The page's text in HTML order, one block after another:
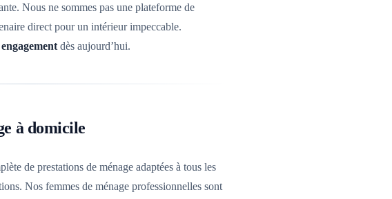
Nous ne sommes pas une plateforme de
direct pour un intérieur impeccable.
dès aujourd’hui.
à domicile
de prestations de ménage adaptées à tous les
Nos femmes de ménage professionnelles sont